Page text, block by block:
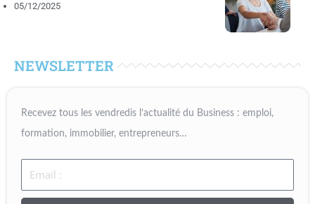
05/12/2025
NEWSLETTER
Recevez tous les vendredis l’actualité du Business : emploi,
formation, immobilier, entrepreneurs…
Email